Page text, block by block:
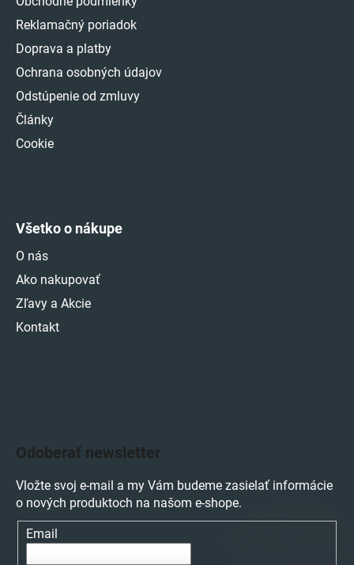
Reklamačný poriadok
Doprava a platby
Ochrana osobných údajov
Odstúpenie od zmluvy
Články
Cookie
Všetko o nákupe
O nás
Ako nakupovať
Zľavy a Akcie
Kontakt
Odoberať newsletter
Vložte svoj e-mail a my Vám budeme zasielať informácie
o nových produktoch na našom e-shope.
Email